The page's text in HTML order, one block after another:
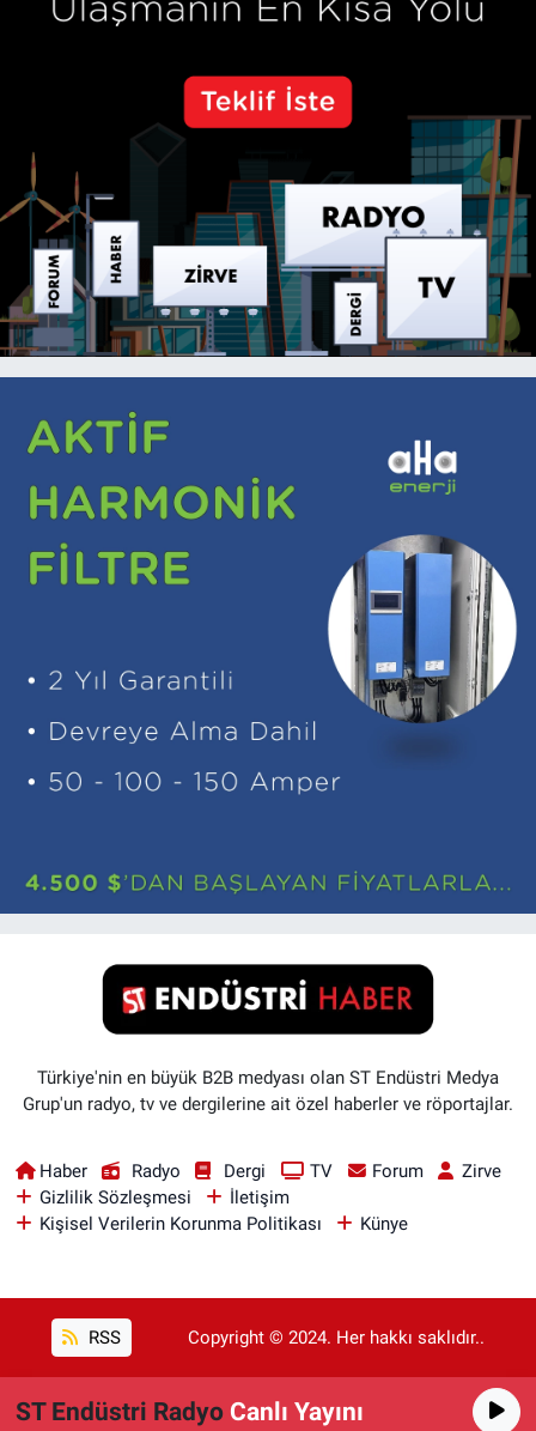
Türkiye'nin en büyük B2B medyası olan ST Endüstri Medya
Grup'un radyo, tv ve dergilerine ait özel haberler ve röportajlar.
Haber Radyo Dergi TV Forum
Zirve
Gizlilik Sözleşmesi
İletişim
Kişisel Verilerin Korunma Politikası
Künye
RSS Copyright © 2024. Her hakkı saklıdır..
Haber Yazılımı: TE Bilişim
ST Endüstri Radyo Canlı Yayını